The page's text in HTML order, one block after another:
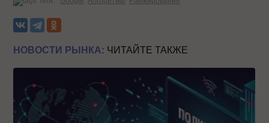
НОВОСТИ РЫНКА: ЧИТАЙТЕ ТАКЖЕ